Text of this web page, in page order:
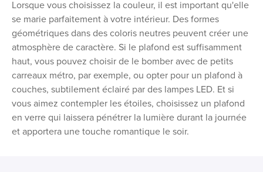
Lorsque vous choisissez la couleur, il est important qu'elle
se marie parfaitement à votre intérieur. Des formes
géométriques dans des coloris neutres peuvent créer une
atmosphère de caractère. Si le plafond est suffisamment
haut, vous pouvez choisir de le bomber avec de petits
carreaux métro, par exemple, ou opter pour un plafond à
couches, subtilement éclairé par des lampes LED. Et si
vous aimez contempler les étoiles, choisissez un plafond
en verre qui laissera pénétrer la lumière durant la journée
et apportera une touche romantique le soir.